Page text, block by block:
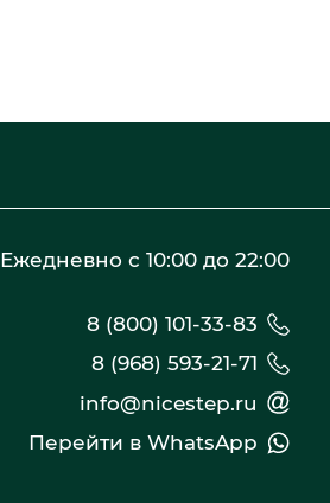
Ежедневно с 10:00 до 22:00
8 (800) 101-33-83
8 (968) 593-21-71
info@nicestep.ru
Перейти в WhatsApp